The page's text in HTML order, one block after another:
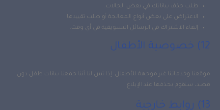
طلب حذف بياناتك في بعض الحالات.
الاعتراض على بعض أنواع المعالجة أو طلب تقييدها.
إلغاء الاشتراك في الرسائل التسويقية في أي وقت.
12) خصوصية الأطفال
موقعنا وخدماتنا غير موجهة للأطفال. إذا تبين لنا أننا جمعنا بيانات طفل دون
قصد، سنقوم بحذفها عند الإبلاغ.
13) روابط خارجية